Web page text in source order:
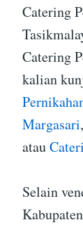
Catering
Catering
kalian
Margasari,
atau
Selain